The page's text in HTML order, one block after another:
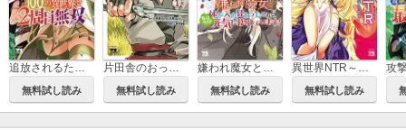
追放されるたびにスキルを手に入れた俺が、100の異世界で2周目無双【電子単行本】
無料試し読み
片田舎のおっさん、剣聖になる～ただの田舎の剣術師範だったのに、大成した弟子たちが俺を放ってくれない件～
無料試し読み
嫌われ魔女と体が入れ替わったけれど、私は今日も元気に暮らしています！【電子単行本】
無料試し読み
異世界NTR～親友のオンナを最強スキルで堕とす方法～【電子単行本】
無料試し読み